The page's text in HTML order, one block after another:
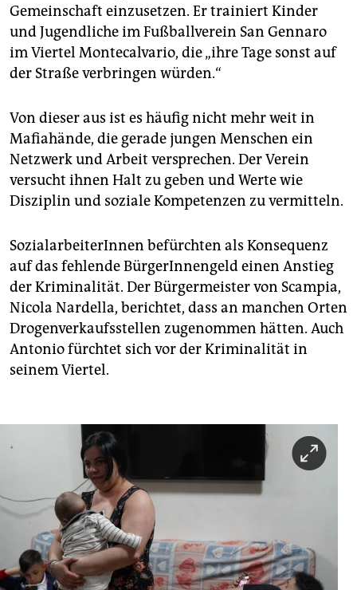
Gemeinschaft einzusetzen. Er trainiert Kinder
und Jugendliche im Fußballverein San Gennaro
im Viertel Montecalvario, die „ihre Tage sonst auf
der Straße verbringen würden.“
Von dieser aus ist es häufig nicht mehr weit in
Mafiahände, die gerade jungen Menschen ein
Netzwerk und Arbeit versprechen. Der Verein
versucht ihnen Halt zu geben und Werte wie
Disziplin und soziale Kompetenzen zu vermitteln.
SozialarbeiterInnen befürchten als Konsequenz
auf das fehlende BürgerInnengeld einen Anstieg
der Kriminalität. Der Bürgermeister von Scampia,
Nicola Nardella, berichtet, dass an manchen Orten
Drogenverkaufsstellen zugenommen hätten. Auch
Antonio fürchtet sich vor der Kriminalität in
seinem Viertel.